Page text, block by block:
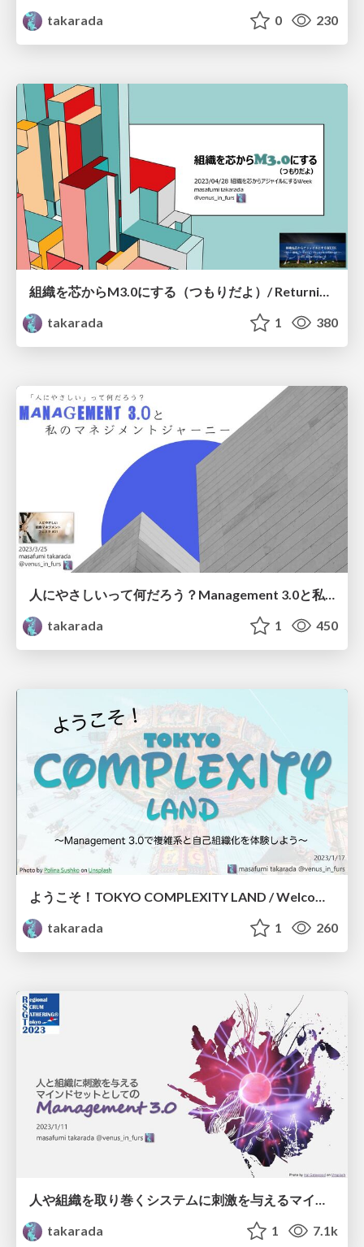
takarada
0 230
組織を芯からM3.0にする（つもりだよ）/ Returning the organization to the natural state as a complex adaptive system
takarada
1 380
人にやさしいって何だろう？Management 3.0と私のマネジメントジャーニー/Understanding Human-Friendly Management: My Journey with Management 3.0
takarada
1 450
ようこそ！TOKYO COMPLEXITY LAND / Welcome to TOKYO COMPLEXITY LAND
takarada
1 260
takarada
1 7.1k